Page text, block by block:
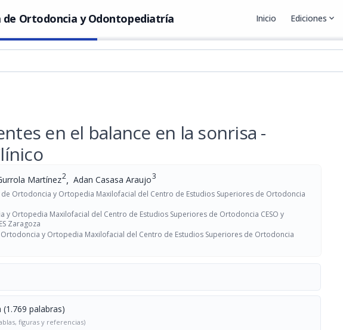
Ortodoncia y Odontopediatría Inicio Ediciones expand_more
en el balance en la sonrisa -
Martínez2, Adan Casasa Araujo3
Ortodoncia y Ortopedia Maxilofacial del Centro de Estudios Superiores de Ortodoncia
Ortopedia Maxilofacial del Centro de Estudios Superiores de Ortodoncia CESO y
Zaragoza
y Ortopedia Maxilofacial del Centro de Estudios Superiores de Ortodoncia
palabras)
figuras y referencias)